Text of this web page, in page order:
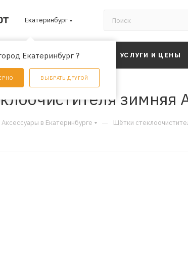
Екатеринбург
Екатеринбург ?
ВЫБРАТЬ ДРУГОЙ
АКЦИИ УСЛУГИ И ЦЕНЫ
Аксессуары в Екатеринбурге — Щётки